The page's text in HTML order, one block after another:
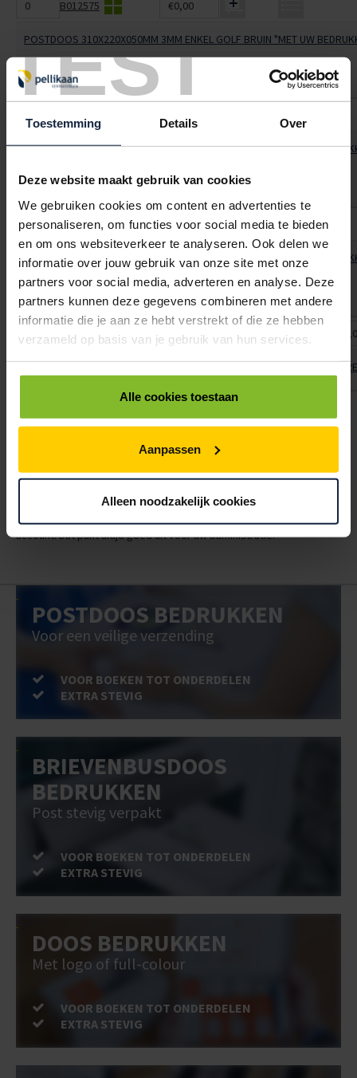
TEST
Toestemming Details Over
Deze website maakt gebruik van cookies
We gebruiken cookies om content en advertenties te
personaliseren, om functies voor social media te bieden
en om ons websiteverkeer te analyseren. Ook delen we
informatie over jouw gebruik van onze site met onze
partners voor social media, adverteren en analyse. Deze
partners kunnen deze gegevens combineren met andere
informatie die je aan ze hebt verstrekt of die ze hebben
verzameld op basis van je gebruik van hun services.
Alle cookies toestaan
Aanpassen
Alleen noodzakelijk cookies
B012575 €0,00
POSTDOOS 310X220X050MM 3MM ENKEL GOLF BRUIN "MET UW
€2,15
€1,60
POSTDOOS 310X220X100MM 3MM ENKEL GOLF BRUIN "MET UW
< 100
100
B012585 €0,00
POSTDOOS 390X300X070MM 3MM ENKEL GOLF BRUIN "MET UW
< 100
100
250
€2,60
€2,20 €2,00
Z000419 €1,60
POSTDOOS 310X220X050MM 3MM ENKEL GOLF BRUIN "DAEMES &
Wanneer u bent ingelogd, kunt u een eigen bestellijst maken.
Gebruik bestel- en offertelijsten om eenvoudig en snel producten
account. Dat pakt altijd goed uit voor uw administratie!
POSTDOOS BEDRUKKEN
Voor een veilige verzending
VOOR BOEKEN TOT ONDERDELEN
EXTRA STEVIG
BRIEVENBUSDOOS
BEDRUKKEN
Post stevig verpakt
VOOR BOEKEN TOT ONDERDELEN
EXTRA STEVIG
DOOS BEDRUKKEN
Met logo of full-colour
VOOR BOEKEN TOT ONDERDELEN
EXTRA STEVIG